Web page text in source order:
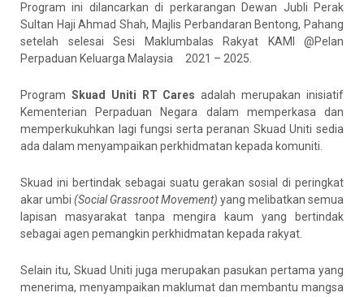
Program ini dilancarkan di perkarangan Dewan Jubli Perak
Sultan Haji Ahmad Shah, Majlis Perbandaran Bentong, Pahang
setelah selesai Sesi Maklumbalas Rakyat KAMI @Pelan
Perpaduan Keluarga Malaysia 2021 – 2025.
Program Skuad Uniti RT Cares adalah merupakan inisiatif
Kementerian Perpaduan Negara dalam memperkasa dan
memperkukuhkan lagi fungsi serta peranan Skuad Uniti sedia
ada dalam menyampaikan perkhidmatan kepada komuniti.
Skuad ini bertindak sebagai suatu gerakan sosial di peringkat
akar umbi (Social Grassroot Movement) yang melibatkan semua
lapisan masyarakat tanpa mengira kaum yang bertindak
sebagai agen pemangkin perkhidmatan kepada rakyat.
Selain itu, Skuad Uniti juga merupakan pasukan pertama yang
menerima, menyampaikan maklumat dan membantu mangsa